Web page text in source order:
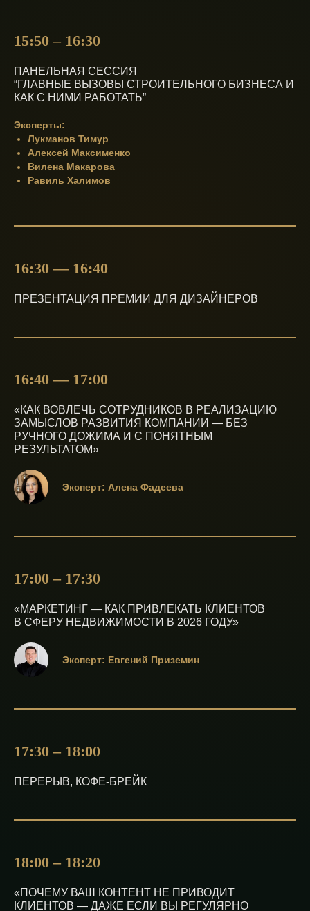
15:50 – 16:30
ПАНЕЛЬНАЯ СЕССИЯ
“ГЛАВНЫЕ ВЫЗОВЫ СТРОИТЕЛЬНОГО БИЗНЕСА И
КАК С НИМИ РАБОТАТЬ”
Эксперты:
Лукманов Тимур
Алексей Максименко
Вилена Макарова
Равиль Халимов
16:30 — 16:40
ПРЕЗЕНТАЦИЯ ПРЕМИИ ДЛЯ ДИЗАЙНЕРОВ
16:40 — 17:00
«КАК ВОВЛЕЧЬ СОТРУДНИКОВ В РЕАЛИЗАЦИЮ
ЗАМЫСЛОВ РАЗВИТИЯ КОМПАНИИ — БЕЗ
РУЧНОГО ДОЖИМА И С ПОНЯТНЫМ
РЕЗУЛЬТАТОМ»
Эксперт: Алена Фадеева
17:00 – 17:30
«МАРКЕТИНГ — КАК ПРИВЛЕКАТЬ КЛИЕНТОВ
В СФЕРУ НЕДВИЖИМОСТИ В 2026 ГОДУ»
Эксперт: Евгений Приземин
17:30 – 18:00
ПЕРЕРЫВ, КОФЕ-БРЕЙК
18:00 – 18:20
«ПОЧЕМУ ВАШ КОНТЕНТ НЕ ПРИВОДИТ
КЛИЕНТОВ — ДАЖЕ ЕСЛИ ВЫ РЕГУЛЯРНО